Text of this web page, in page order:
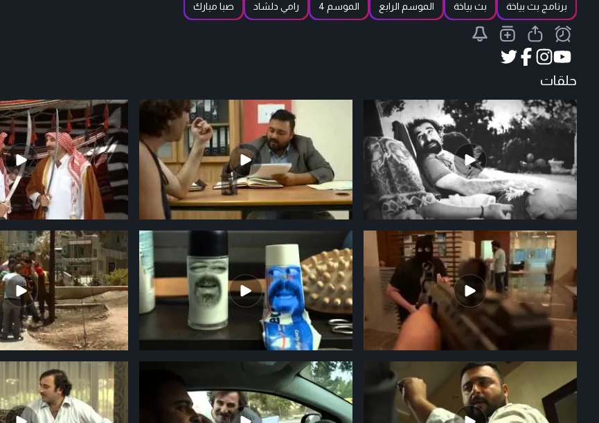
برنامج بث بياخة بث بياخة الموسم الرابع الموسم 4 رامي دلشاد صبا مبارك
حلقات